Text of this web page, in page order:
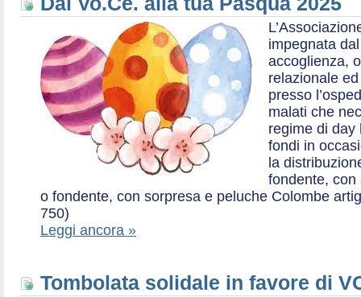
impegnata
accoglienza,
relazionale
presso
malati che
regime di day
fondi in
la
fondente, con
o fondente, con sorpresa e peluche Colombe
750)
Leggi ancora »
Tombolata solidale in favore di